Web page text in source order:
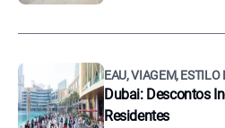
EAU, VIAGEM, ESTILO
Dubai: Descontos
Residentes